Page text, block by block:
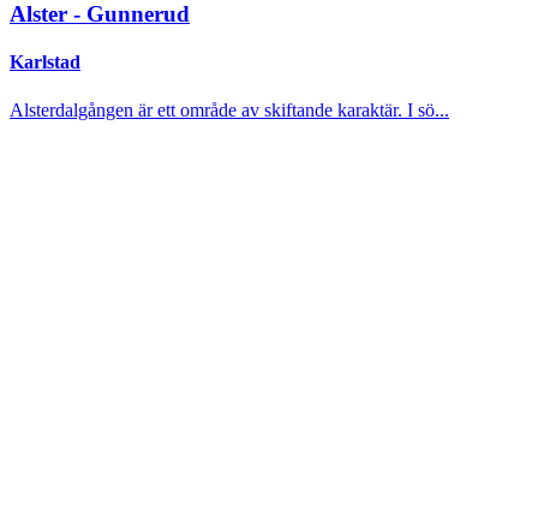
Alster - Gunnerud
Karlstad
Alsterdalgången är ett område av skiftande karaktär. I sö...